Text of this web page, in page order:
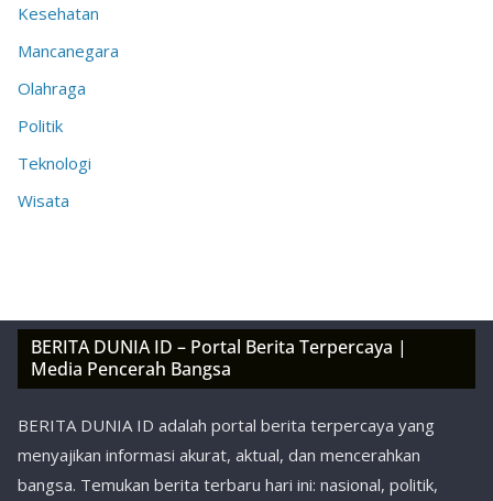
Kesehatan
Mancanegara
Olahraga
Politik
Teknologi
Wisata
BERITA DUNIA ID – Portal Berita Terpercaya |
Media Pencerah Bangsa
BERITA DUNIA ID adalah portal berita terpercaya yang
menyajikan informasi akurat, aktual, dan mencerahkan
bangsa. Temukan berita terbaru hari ini: nasional, politik,